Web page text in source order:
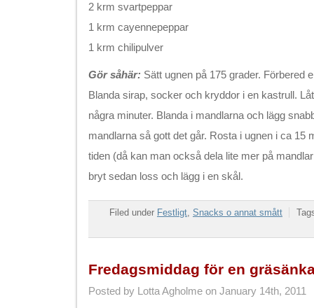
2 krm svartpeppar
1 krm cayennepeppar
1 krm chilipulver
Gör såhär: Sätt ugnen på 175 grader. Förbered
Blanda sirap, socker och kryddor i en kastrull.
några minuter. Blanda i mandlarna och lägg
mandlarna så gott det går. Rosta i ugnen i ca 15
tiden (då kan man också dela lite mer på
bryt sedan loss och lägg i en skål.
Filed under Festligt, Snacks o annat smått
Fredagsmiddag för en
Posted by Lotta Agholme on January 14th, 2011